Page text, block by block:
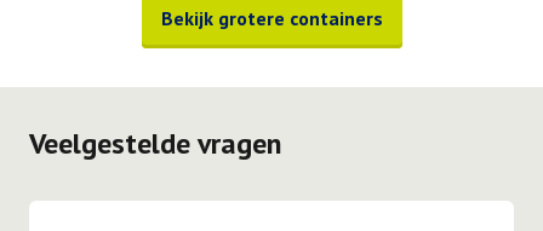
Bekijk grotere containers
Veelgestelde vragen